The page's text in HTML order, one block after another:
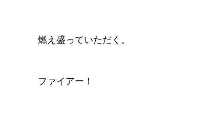
燃え盛っていただく。
ファイアー！